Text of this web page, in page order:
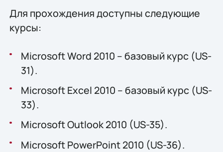
Для прохождения доступны следующие
курсы:
Microsoft Word 2010 – базовый курс (US-
31).
Microsoft Excel 2010 – базовый курс (US-
33).
Microsoft Outlook 2010 (US-35).
Microsoft PowerPoint 2010 (US-36).